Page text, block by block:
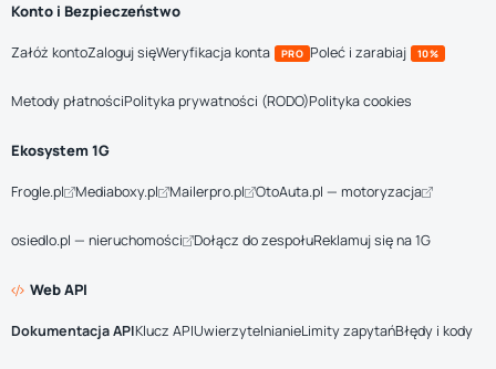
Konto i Bezpieczeństwo
Załóż kontoZaloguj sięWeryfikacja konta PRO Poleć i zarabiaj 10%
Metody płatnościPolityka prywatności (RODO)Polityka cookies
Ekosystem 1G
Frogle.pl Mediaboxy.pl Mailerpro.pl OtoAuta.pl — motoryzacja
osiedlo.pl — nieruchomości Dołącz do zespołuReklamuj się na 1G
Web API
Dokumentacja APIKlucz APIUwierzytelnianieLimity zapytańBłędy i kody